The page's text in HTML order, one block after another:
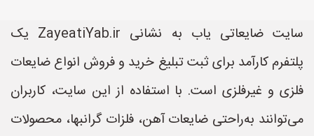
سایت ضایعاتی یاب به نشانی ZayeatiYab.ir یک
پلتفرم کارآمد برای ثبت تبلیغ خرید و فروش انواع ضایعات
فلزی و غیرفلزی است. با استفاده از این سایت، کاربران
می‌توانند به‌راحتی ضایعات آهن، فلزات گرانبها، محصولات